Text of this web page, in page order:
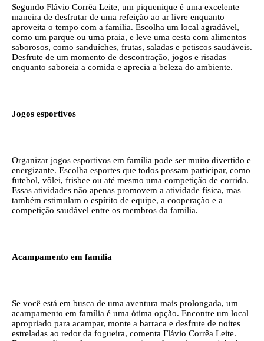
Segundo Flávio Corrêa Leite, um piquenique é uma excelente
maneira de desfrutar de uma refeição ao ar livre enquanto
aproveita o tempo com a família. Escolha um local agradável,
como um parque ou uma praia, e leve uma cesta com alimentos
saborosos, como sanduíches, frutas, saladas e petiscos saudáveis.
Desfrute de um momento de descontração, jogos e risadas
enquanto saboreia a comida e aprecia a beleza do ambiente.
Jogos esportivos
Organizar jogos esportivos em família pode ser muito divertido e
energizante. Escolha esportes que todos possam participar, como
futebol, vôlei, frisbee ou até mesmo uma competição de corrida.
Essas atividades não apenas promovem a atividade física, mas
também estimulam o espírito de equipe, a cooperação e a
competição saudável entre os membros da família.
Acampamento em família
Se você está em busca de uma aventura mais prolongada, um
acampamento em família é uma ótima opção. Encontre um local
apropriado para acampar, monte a barraca e desfrute de noites
estreladas ao redor da fogueira, comenta Flávio Corrêa Leite.